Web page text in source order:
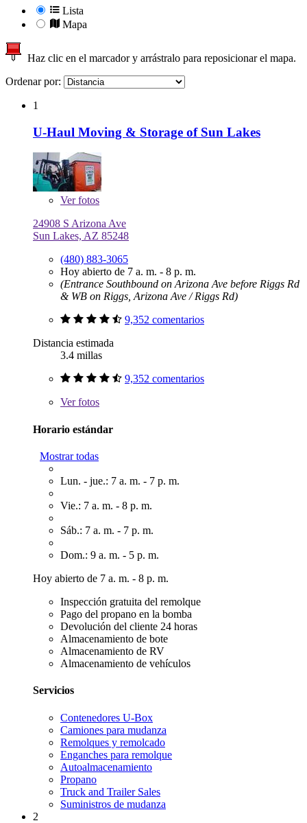
Lista
Mapa
Haz clic en el marcador y arrástralo para reposicionar el mapa.
Ordenar por:
1
U-Haul Moving & Storage of Sun Lakes
Verfotos
24908 S Arizona Ave
Sun Lakes, AZ 85248
(480) 883-3065
Hoy abierto de 7 a. m. - 8 p. m.
(Entrance Southbound on Arizona Ave before Riggs Rd
& WB on Riggs, Arizona Ave / Riggs Rd)
9,352 comentarios
Distancia estimada
3.4 millas
9,352 comentarios
Verfotos
Horario estándar
Mostrar todas
Lun. - jue.: 7 a. m. - 7 p. m.
Vie.: 7 a. m. - 8 p. m.
Sáb.: 7 a. m. - 7 p. m.
Dom.: 9 a. m. - 5 p. m.
Hoy abierto de 7 a. m. - 8 p. m.
Inspección gratuita del remolque
Pago del propano en la bomba
Devolución del cliente 24 horas
Almacenamiento de bote
Almacenamiento de RV
Almacenamiento de vehículos
Servicios
Contenedores U-Box
Camiones para mudanza
Remolques y remolcado
Enganches para remolque
Autoalmacenamiento
Propano
Truck and Trailer Sales
Suministros de mudanza
2